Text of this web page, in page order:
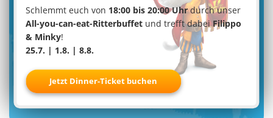
Familypark Newsletter
Jetzt anmelden
Schlemmt euch von 18:00 bis 20:00 Uhrdurch unser
All-you-can-eat-Ritterbuffet und trefft dabeiFilippo
& Minky!
25.7. | 1.8. | 8.8.
Jetzt Dinner-Ticket buchen